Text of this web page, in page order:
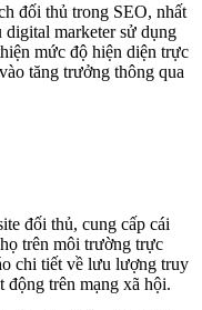
đối thủ trong SEO, nhất
marketer sử dụng
mức độ hiện diện trực
tăng trưởng thông qua
đối thủ, cung cấp cái
trên môi trường trực
chi tiết về lưu lượng truy
động trên mạng xã hội.